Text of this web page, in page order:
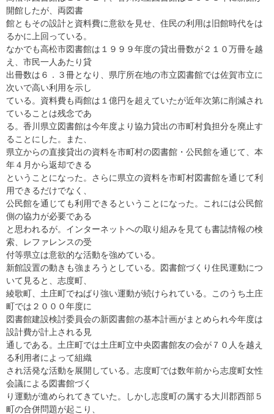
開館したが、両図書
館ともその設計と資料費に意欲を見せ、住民の利用は旧館時代をは
るかに上回っている。
なかでも高松市図書館は１９９９年度の貸出冊数が２１０万冊を越
え、市民一人あたり貸
出冊数は６．３冊となり、県庁所在地の市立図書館では佐賀市立に
次いで高い利用を示し
ている。資料費も両館は１億円を超えていたが近年次第に削減され
ていることは残念であ
る。香川県立図書館は今年度より協力貸出の市町村負担分を廃止す
ることにした。また、
県立からの直接貸出の資料を市町村の図書館・公民館を通じて、本
年４月から返却できる
ということになった。さらに県立の資料を市町村図書館を通じて利
用できるだけでなく、
公民館を通じても利用できるということになった。これには公民館
側の協力が必要である
と思われるが。インターネットへの取り組みを見ても書誌情報の検
索、レファレンスの受
付等県立は意欲的な活動を強めている。
新館設置の動きも強まろうとしている。図書館づくり住民運動につ
いて見ると、志度町、
綾歌町、土庄町でねばり強い運動が続けられている。このうち土庄
町では２０００年度に
図書館建設検討委員会の新図書館の基本計画がまとめられ今年度は
設計費が計上される見
通しである。土庄町では土庄町立中央図書館友の会が７０人を越え
る利用者によって組織
され活発な活動を展開している。志度町では数年前から志度町女性
会議による図書館づく
り運動が進められてきていた。しかし志度町の属する大川郡西部５
町の合併問題が起こり、